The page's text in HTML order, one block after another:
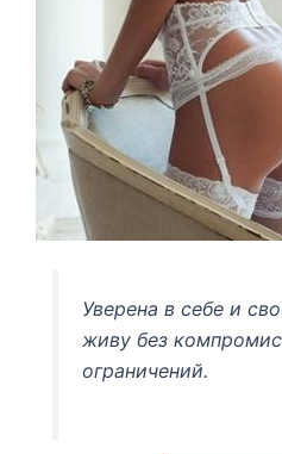
Уверена в себе и
живу без
ограничений.